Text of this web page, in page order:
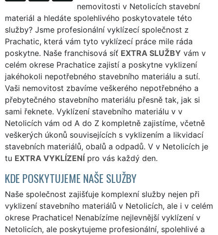
nemovitosti v Netolicích stavební
materiál a hledáte spolehlivého poskytovatele této
služby? Jsme profesionální vyklízecí společnost z
Prachatic, která vám tyto vyklízecí práce mile ráda
poskytne. Naše franchisová síť EXTRA SLUŽBY vám v
celém okrese Prachatice zajistí a poskytne vyklizení
jakéhokoli nepotřebného stavebního materiálu a sutí.
Vaši nemovitost zbavíme veškerého nepotřebného a
přebytečného stavebního materiálu přesně tak, jak si
sami řeknete. Vyklízení stavebního materiálu v v
Netolicích vám od A do Z kompletně zajistíme, včetně
veškerých úkonů souvisejících s vyklizením a likvidací
stavebních materiálů, obalů a odpadů. V v Netolicích je
tu EXTRA VYKLÍZENÍ pro vás každý den.
KDE POSKYTUJEME NAŠE SLUŽBY
Naše společnost zajišťuje komplexní služby nejen při
vyklizení stavebního materiálů v Netolicích, ale i v celém
okrese Prachatice! Nenabízíme nejlevnější vyklízení v
Netolicích, ale poskytujeme profesionální, spolehlivé a